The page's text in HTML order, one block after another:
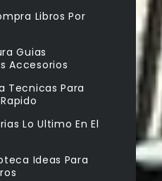
Libros Por
Guias
Accesorios
Tecnicas Para
Lo Ultimo En El
Ideas Para